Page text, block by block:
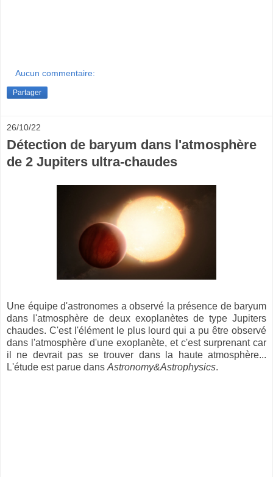
Aucun commentaire:
Partager
26/10/22
Détection de baryum dans l'atmosphère
de 2 Jupiters ultra-chaudes
Une équipe d'astronomes a observé la présence de baryum
dans l'atmosphère de deux exoplanètes de type Jupiters
chaudes. C'est l'élément le plus lourd qui a pu être observé
dans l'atmosphère d'une exoplanète, et c'est surprenant car
il ne devrait pas se trouver dans la haute atmosphère...
L'étude est parue dans Astronomy&Astrophysics.